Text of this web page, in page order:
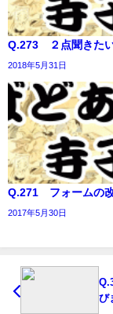
Q.273 ２点聞きた
2018年5月31日
Q.271 フォームの
2017年5月30日
び